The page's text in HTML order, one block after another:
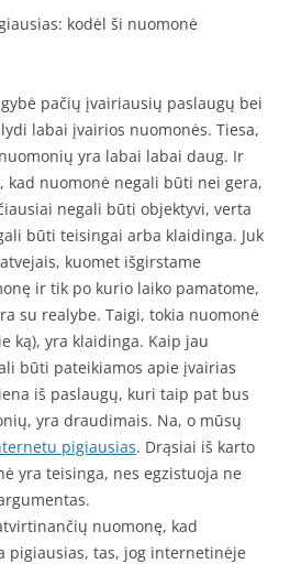
kodėl ši nuomonė
pačių įvairiausių paslaugų bei
labai įvairios nuomonės. Tiesa,
yra labai labai daug. Ir
kad nuomonė negali būti nei gera,
negali būti objektyvi, verta
būti teisingai arba klaidinga. Juk
kuomet išgirstame
ir tik po kurio laiko pamatome,
su realybe. Taigi, tokia nuomonė
ką), yra klaidinga. Kaip jau
būti pateikiamos apie įvairias
iš paslaugų, kuri taip pat bus
yra draudimais. Na, o mūsų
pigiausias. Drąsiai iš karto
yra teisinga, nes egzistuoja ne
nuomonę, kad
tas, jog internetinėje